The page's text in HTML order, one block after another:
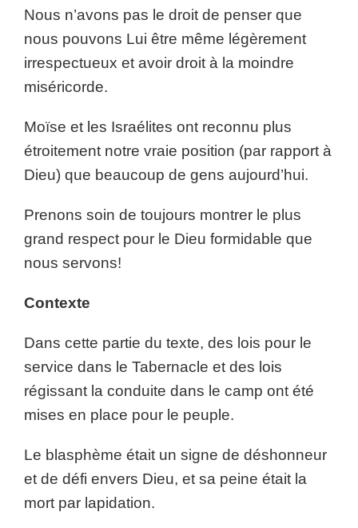
Nous n’avons pas le droit de penser que
nous pouvons Lui être même légèrement
irrespectueux et avoir droit à la moindre
miséricorde.
Moïse et les Israélites ont reconnu plus
étroitement notre vraie position (par rapport à
Dieu) que beaucoup de gens aujourd’hui.
Prenons soin de toujours montrer le plus
grand respect pour le Dieu formidable que
nous servons!
Contexte
Dans cette partie du texte, des lois pour le
service dans le Tabernacle et des lois
régissant la conduite dans le camp ont été
mises en place pour le peuple.
Le blasphème était un signe de déshonneur
et de défi envers Dieu, et sa peine était la
mort par lapidation.